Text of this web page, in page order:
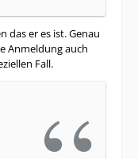
das er es ist. Genau
Anmeldung auch
Fall.